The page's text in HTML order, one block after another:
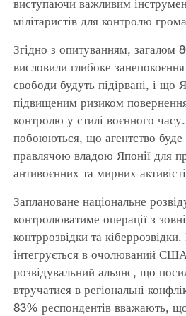
виступаючи важливим
мілітаристів для контролю
Згідно з опитуванням, загалом
висловили глибоке
свободи будуть підірвані, і що
підвищеним ризиком
контролю у стилі воєнного
побоюються, що агентство буде
правлячою владою Японії для
антивоєнних та мирних
Заплановане національне
контролюватиме операції з
контррозвідки та
інтегрується в очолюваний
розвідувальний альянс, що
втручатися в регіональні
83% респондентів вважають,